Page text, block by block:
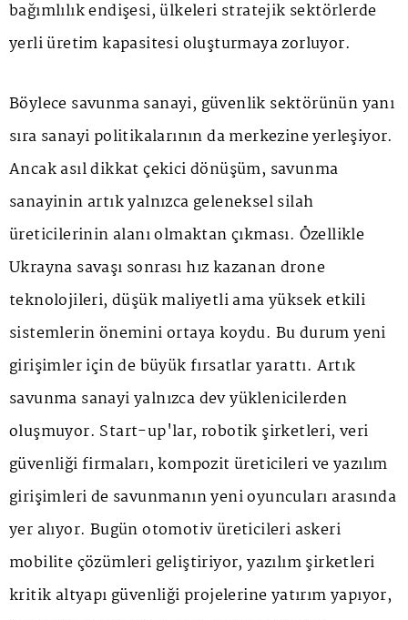
bağımlılık endişesi, ülkeleri stratejik sektörlerde
yerli üretim kapasitesi oluşturmaya zorluyor.
Böylece savunma sanayi, güvenlik sektörünün yanı
sıra sanayi politikalarının da merkezine yerleşiyor.
Ancak asıl dikkat çekici dönüşüm, savunma
sanayinin artık yalnızca geleneksel silah
üreticilerinin alanı olmaktan çıkması. Özellikle
Ukrayna savaşı sonrası hız kazanan drone
teknolojileri, düşük maliyetli ama yüksek etkili
sistemlerin önemini ortaya koydu. Bu durum yeni
girişimler için de büyük fırsatlar yarattı. Artık
savunma sanayi yalnızca dev yüklenicilerden
oluşmuyor. Start-up'lar, robotik şirketleri, veri
güvenliği firmaları, kompozit üreticileri ve yazılım
girişimleri de savunmanın yeni oyuncuları arasında
yer alıyor. Bugün otomotiv üreticileri askeri
mobilite çözümleri geliştiriyor, yazılım şirketleri
kritik altyapı güvenliği projelerine yatırım yapıyor,